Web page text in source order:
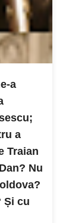
a
a
Traian
Nu
Și cu